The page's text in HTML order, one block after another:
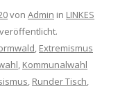
von Admin in LINKES
veröffentlicht.
, Extremismus
, Kommunalwahl
, Runder Tisch,